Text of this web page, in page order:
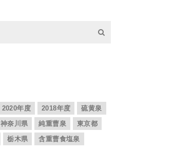
2020年度 2018年度
硫黄泉
神奈川県 純重曹泉
東京都
栃木県
含重曹食塩泉